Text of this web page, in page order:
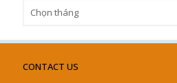
trữ
CONTACT US